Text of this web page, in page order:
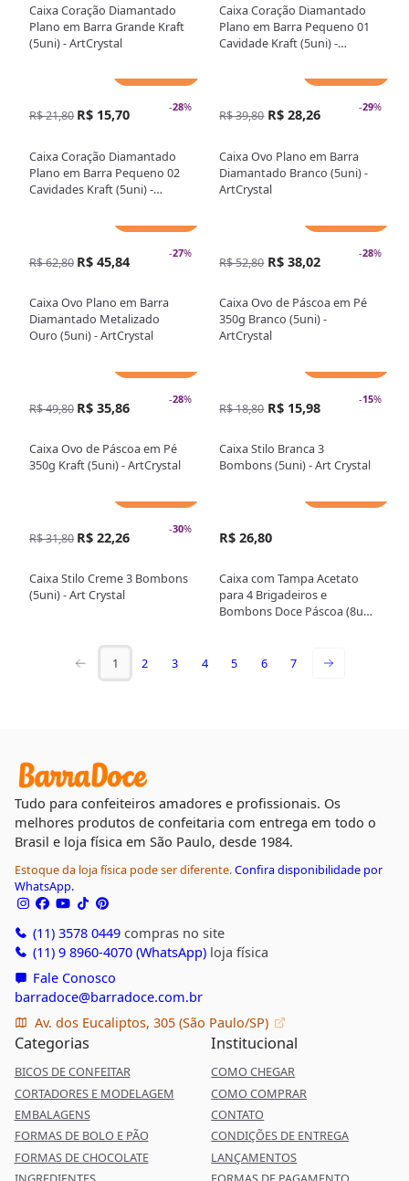
Caixa Coração Diamantado
Plano em Barra Grande Kraft
(5uni) - ArtCrystal
Caixa Coração Diamantado
Plano em Barra Pequeno 01
Cavidade Kraft (5uni) -
-28%
R$ 21,80 R$ 15,70
Caixa Coração Diamantado
Plano em Barra Pequeno 02
Cavidades Kraft (5uni) -
-29%
R$ 39,80 R$ 28,26
Caixa Ovo Plano em Barra
Diamantado Branco (5uni) -
ArtCrystal
-27%
R$ 62,80 R$ 45,84
Caixa Ovo Plano em Barra
Diamantado Metalizado
Ouro (5uni) - ArtCrystal
-28%
R$ 52,80 R$ 38,02
Caixa Ovo de Páscoa em Pé
350g Branco (5uni) -
ArtCrystal
-28%
R$ 49,80 R$ 35,86
Caixa Ovo de Páscoa em Pé
350g Kraft (5uni) - ArtCrystal
-15%
R$ 18,80 R$ 15,98
Caixa Stilo Branca 3
Bombons (5uni) - Art Crystal
-30%
R$ 31,80 R$ 22,26
Caixa Stilo Creme 3 Bombons
(5uni) - Art Crystal
R$ 26,80
Caixa com Tampa Acetato
para 4 Brigadeiros e
Bombons Doce Páscoa (8uni)
1 2 3 4 5 6 7
Tudo para confeiteiros amadores e profissionais. Os
melhores produtos de confeitaria com entrega em todo o
Brasil e loja física em São Paulo, desde 1984.
Estoque da loja física pode ser diferente.Confira disponibilidade por
WhatsApp.
(11) 3578 0449compras no site
(11) 9 8960-4070 (WhatsApp)loja física
Fale Conosco
barradoce@barradoce.com.br
Av. dos Eucaliptos, 305 (São Paulo/SP)
Categorias
BICOS DE CONFEITAR
CORTADORES E MODELAGEM
EMBALAGENS
FORMAS DE BOLO E PÃO
FORMAS DE CHOCOLATE
Institucional
COMO CHEGAR
COMO COMPRAR
CONTATO
CONDIÇÕES DE ENTREGA
LANÇAMENTOS